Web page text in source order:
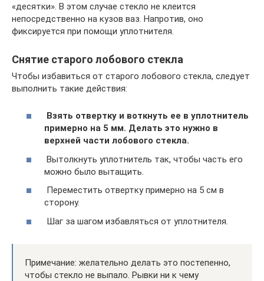
«десятки». В этом случае стекло не клеится
непосредственно на кузов ваз. Напротив, оно
фиксируется при помощи уплотнителя.
Снятие старого лобового стекла
Чтобы избавиться от старого лобового стекла, следует
выполнить такие действия:
Взять отвертку и воткнуть ее в уплотнитель
примерно на 5 мм. Делать это нужно в
верхней части лобового стекла.
​ Вытолкнуть уплотнитель так, чтобы часть его
можно было вытащить.
​ Переместить отвертку примерно на 5 см в
сторону.
​ Шаг за шагом избавляться от уплотнителя.
Примечание: желательно делать это постепенно,
чтобы стекло не выпало. Рывки ни к чему